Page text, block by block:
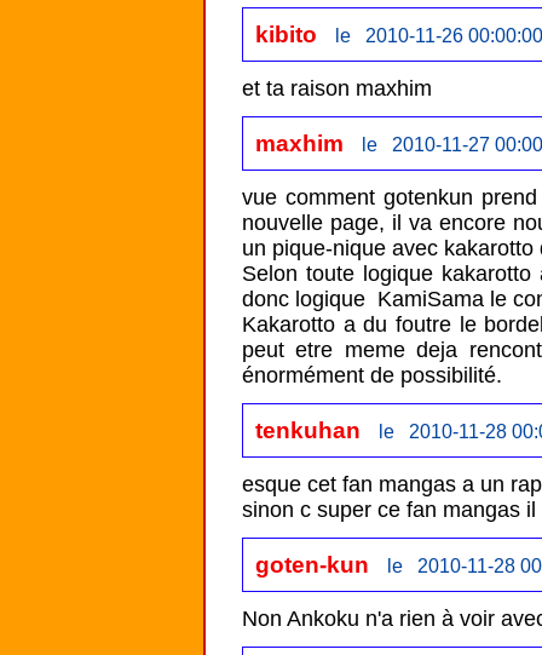
kibito le 2010-11-26 00:00:00
et ta raison maxhim
maxhim le 2010-11-27
vue comment gotenkun
nouvelle page, il va encore
un pique-nique avec
Selon toute logique
donc logique  KamiSama le
Kakarotto a du foutre le
peut etre meme deja
énormément de possibilité.
tenkuhan le 2010-11-28
esque cet fan mangas a un
sinon c super ce fan mangas
goten-kun le 2010-11-28
Non Ankoku n'a rien à voir